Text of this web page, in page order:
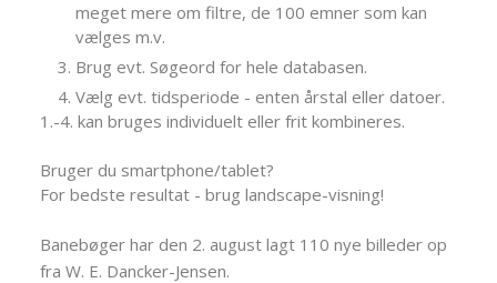
meget mere om filtre, de 100 emner som kan
vælges m.v.
Brug evt. Søgeord for hele databasen.
Vælg evt. tidsperiode - enten årstal eller datoer.
1.-4. kan bruges individuelt eller frit kombineres.
Bruger du smartphone/tablet?
For bedste resultat - brug landscape-visning!
Banebøger har den 2. august lagt 110 nye billeder op
fra W. E. Dancker-Jensen.